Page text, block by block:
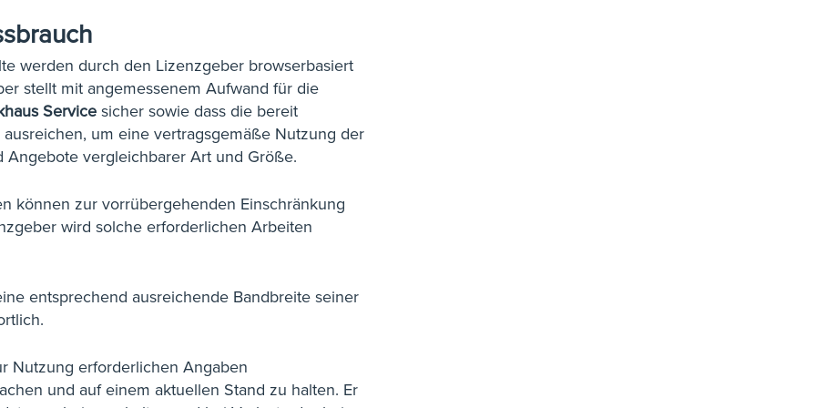
werden durch den Lizenzgeber browserbasiert
stellt mit angemessenem Aufwand für die
Service sicher sowie dass die bereit
um eine vertragsgemäße Nutzung der
vergleichbarer Art und Größe.
können zur vorrübergehenden Einschränkung
wird solche erforderlichen Arbeiten
entsprechend ausreichende Bandbreite seiner
Nutzung erforderlichen Angaben
und auf einem aktuellen Stand zu halten. Er